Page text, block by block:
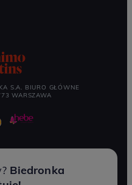
S.A. BIURO GŁÓWNE
WARSZAWA
Biedronka